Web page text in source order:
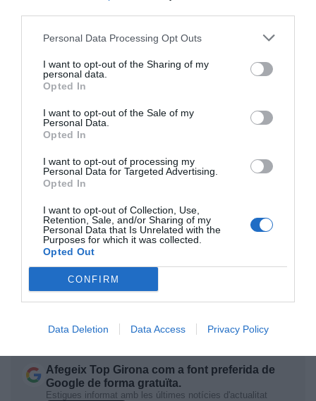
Personal Data Processing Opt Outs
I want to opt-out of the Sharing of my
personal data.
Opted In
I want to opt-out of the Sale of my
Personal Data.
Opted In
I want to opt-out of processing my
Personal Data for Targeted Advertising.
Opted In
I want to opt-out of Collection, Use,
Retention, Sale, and/or Sharing of my
Personal Data that Is Unrelated with the
Purposes for which it was collected.
Opted Out
CONFIRM
Data Deletion Data Access Privacy Policy
Afegeix Top Girona com a font preferida de
Google de forma gratuïta.
Estigues informat amb les últimes notícies d'actualitat